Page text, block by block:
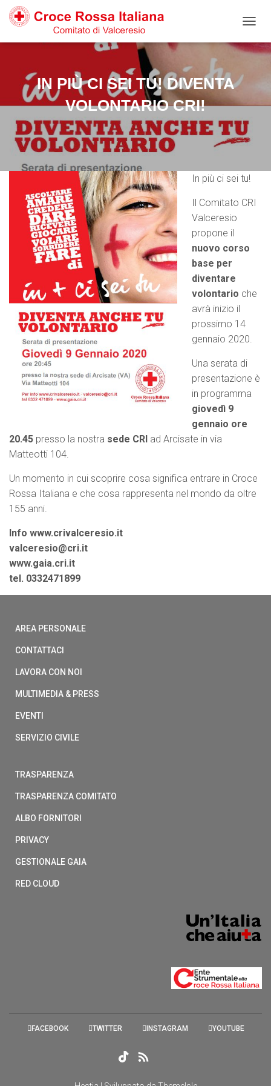
Salta
Passa
alla
Passa
A
V
G
L
IN PIÙ CI SEI TU! DIVENTA
VOLONTARIO CRI!
In più ci sei tu!
Il Comitato CRI
Valceresio
propone il
nuovo corso
base per
diventare
volontario che
avrà inizio il
prossimo 14
gennaio 2020.
Una serata di
presentazione è
in programma
giovedì 9
gennaio ore
20.45 presso la nostra sede CRI ad Arcisate in via
Matteotti 104.
Un momento in cui scoprire cosa significa entrare in Croce
Rossa Italiana e che cosa rappresenta nel mondo da oltre
155 anni.
Info www.crivalceresio.it
valceresio@cri.it
www.gaia.cri.it
tel. 0332471899
AREA PERSONALE
CONTATTACI
LAVORA CON NOI
MULTIMEDIA & PRESS
EVENTI
SERVIZIO CIVILE
TRASPARENZA
TRASPARENZA COMITATO
ALBO FORNITORI
PRIVACY
GESTIONALE GAIA
RED CLOUD
FACEBOOK TWITTER INSTAGRAM YOUTUBE